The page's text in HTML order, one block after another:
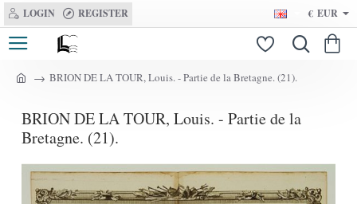
LOGIN REGISTER € EUR
m
BRION DE LA TOUR, Louis. - Partie de la Bretagne. (21).
BRION DE LA TOUR, Louis. - Partie de la
Bretagne. (21).